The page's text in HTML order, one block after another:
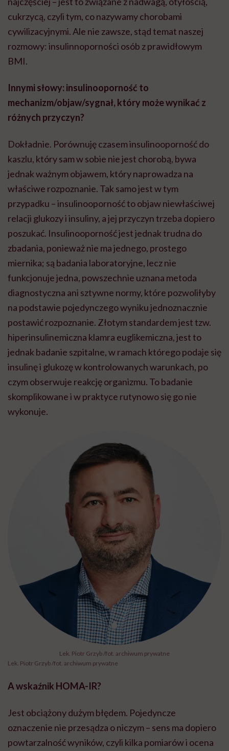
cukrzycą, czyli tym, co nazywamy chorobami
cywilizacyjnymi. Ale nie zawsze, stąd temat naszej
rozmowy: insulinnoporności osób z prawidłowym
BMI.
Innymi słowy: insulinooporność to
mechanizm/objaw/sygnał, który może wynikać z
różnych przyczyn?
Dokładnie. Porównuję czasem insulinooporność do
kaszlu, który sam w sobie nie jest chorobą, bywa
jednak ważnym objawem, który naprowadza na
właściwe rozpoznanie. Tak samo jest w tym
przypadku – insulinooporność to objaw niewłaściwej
relacji glukozy i insuliny, a jej przyczyn trzeba dopiero
poszukać. Insulinooporność jest jednak trudna do
zbadania, ponieważ nie ma jednego, prostego
miernika; są badania laboratoryjne, lecz nie
funkcjonuje jedna, powszechnie uznana metoda
diagnostyczna ani sztywne normy, które pozwoliłyby
na podstawie pojedynczego wyniku jednoznacznie
postawić rozpoznanie. Złotym standardem jest tzw.
hiperinsulinemiczna klamra euglikemiczna, jest to
jednak badanie szpitalne, w ramach którego podaje się
insulinę i glukozę w kontrolowanych warunkach, po
czym obserwuje reakcję organizmu. To badanie
skomplikowane i w praktyce rutynowo się go nie
wykonuje.
Lek. Piotr Grzyb /fot. archiwum prywatne
Lek. Piotr Grzyb /fot. archiwum prywatne
A wskaźnik HOMA-IR?
Jest obciążony dużym błędem. Pojedyncze
oznaczenie nie przesądza o niczym – sens ma dopiero
powtarzalność wyników, czyli kilka pomiarów i ocena